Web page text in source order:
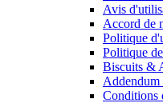
Avis
Accord de
Politique
Politique
Biscuits &
Addendum
Conditions